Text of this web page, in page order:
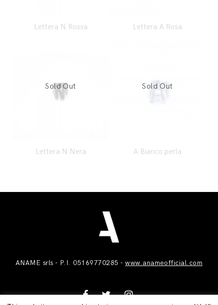
Lettera N Rossa Lettera A Rosa
Lettera N Nera A Bianco perla
ANAME srls - P.I. 05169770285 -www.anameofficial.com